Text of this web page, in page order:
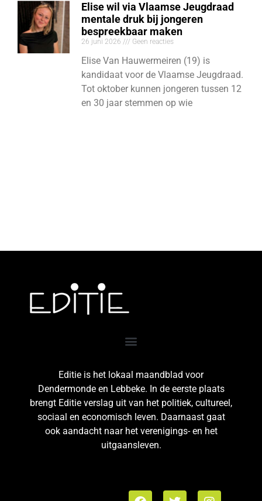
Elise wil via Vlaamse Jeugdraad
mentale druk bij jongeren
bespreekbaar maken
26 juni 2026 Geen reacties
Elise Van Hauwermeiren (19) is
kandidaat voor de Vlaamse Jeugdraad.
Tot oktober kunnen jongeren tussen 12
en 30 jaar stemmen op wie
Editie is het lokaal maandblad voor
Dendermonde en Lebbeke. In de eerste plaats
brengt Editie verslag uit van het politiek, cultureel,
sociaal en economisch leven. Daarnaast gaat
ook aandacht naar het verenigings- en het
uitgaansleven.